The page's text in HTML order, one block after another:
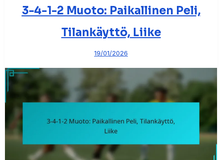
3-4-1-2 Muoto: Paikallinen Peli,
Tilankäyttö, Liike
19/01/2026